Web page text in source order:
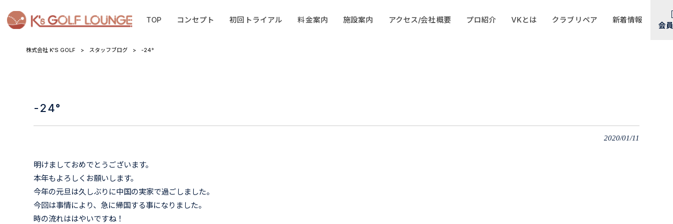
TOP コンセプト 初回トライアル 料金案内 施設案内 アクセス/会社概要 プロ紹介 VKとは クラブリペア 新着情報
会
株式会社 K'S GOLF > スタッフブログ > -24°
-24°
2020/01/11
明けましておめでとうございます。
本年もよろしくお願いします。
今年の元旦は久しぶりに中国の実家で過ごしました。
今回は事情により、急に帰国する事になりました。
時の流れははやいですね！